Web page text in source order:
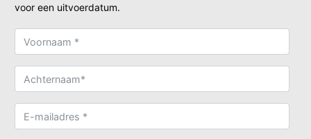
voor een uitvoerdatum.